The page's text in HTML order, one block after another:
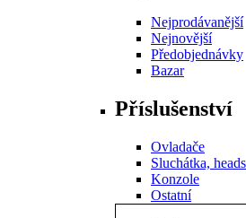
Nejprodávanější
Nejnovější
Předobjednávky
Bazar
Příslušenství
Ovladače
Sluchátka,
Konzole
Ostatní